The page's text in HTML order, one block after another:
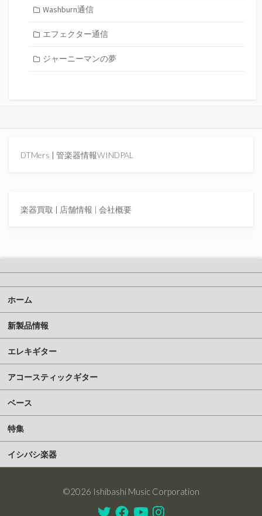
Washburn通信
エフェクター通信
ジャーニーマンの夢
DTMers | 管楽器情報WINDPAL
楽器買取 | 店舗情報 | 会社概要
ホーム
新製品情報
エレキギター
アコースティックギター
ベース
特集
イシバシ楽器
©2026 Ishibashi Music Corporation
TwitterFacebook
YoutubeInstagram